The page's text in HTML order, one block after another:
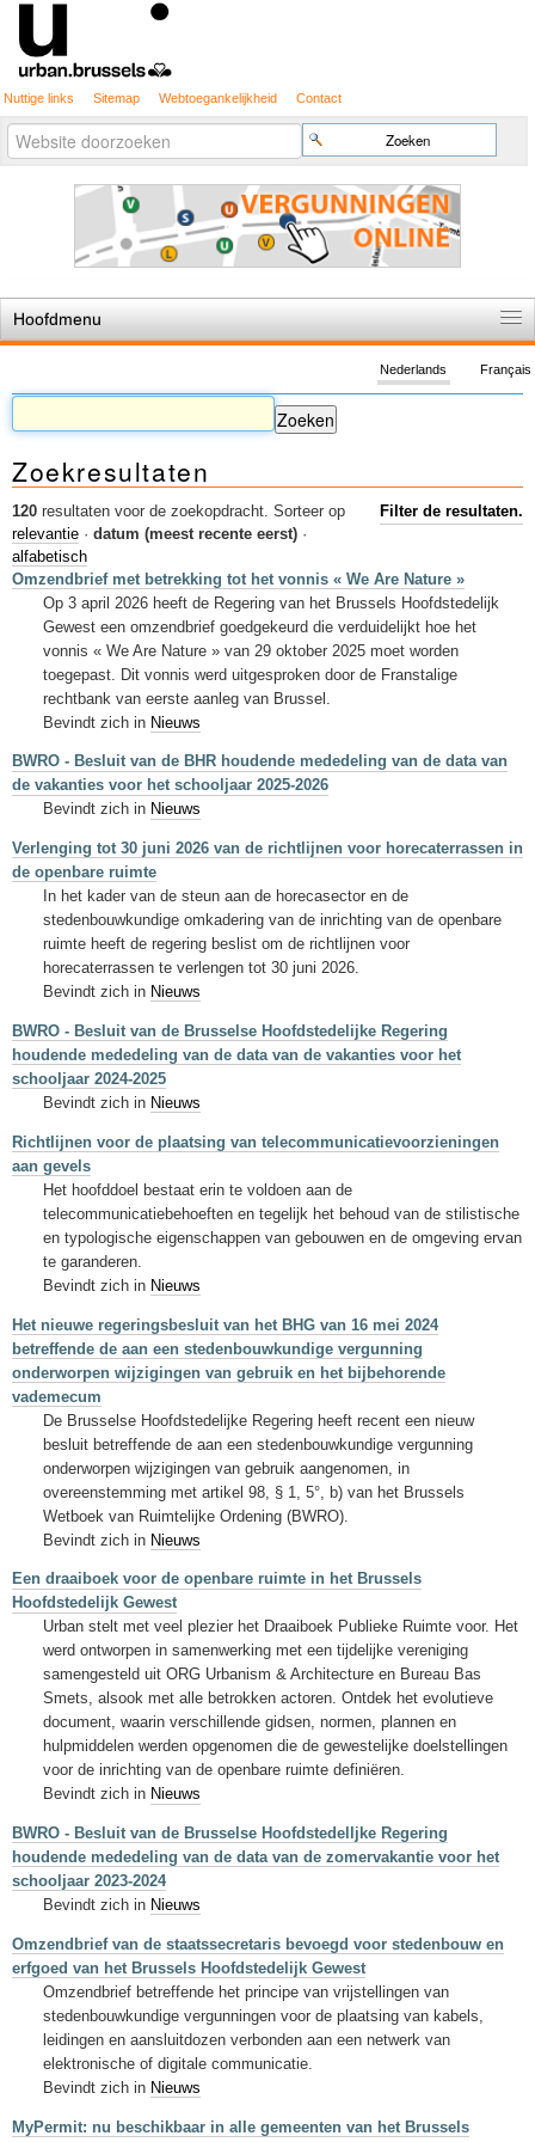
Nuttige links Sitemap Webtoegankelijkheid Contact
Zoek
Geavanceerd
zoeken...
Hoofdmenu
De spelregels
Stedenbouwkundige vergunning
Cartografie
Studies en publicaties
Sleutelwoorden
Stedenbouwkundige inlichtingen
Français
Nederlands
Zoekresultaten
120 resultaten voor de zoekopdracht. Filter de resultaten.
Sorteer op
relevantie · datum (meest recente eerst) ·
alfabetisch
Omzendbrief met betrekking tot het vonnis « We Are Nature »
Op 3 april 2026 heeft de Regering van het Brussels Hoofdstedelijk
Gewest een omzendbrief goedgekeurd die verduidelijkt hoe het
vonnis « We Are Nature » van 29 oktober 2025 moet worden
toegepast. Dit vonnis werd uitgesproken door de Franstalige
rechtbank van eerste aanleg van Brussel.
Bevindt zich in Nieuws
BWRO - Besluit van de BHR houdende mededeling van de data van
de vakanties voor het schooljaar 2025-2026
Bevindt zich in Nieuws
Verlenging tot 30 juni 2026 van de richtlijnen voor horecaterrassen in
de openbare ruimte
In het kader van de steun aan de horecasector en de
stedenbouwkundige omkadering van de inrichting van de openbare
ruimte heeft de regering beslist om de richtlijnen voor
horecaterrassen te verlengen tot 30 juni 2026.
Bevindt zich in Nieuws
BWRO - Besluit van de Brusselse Hoofdstedelijke Regering
houdende mededeling van de data van de vakanties voor het
schooljaar 2024-2025
Bevindt zich in Nieuws
Richtlijnen voor de plaatsing van telecommunicatievoorzieningen
aan gevels
Het hoofddoel bestaat erin te voldoen aan de
telecommunicatiebehoeften en tegelijk het behoud van de stilistische
en typologische eigenschappen van gebouwen en de omgeving ervan
te garanderen.
Bevindt zich in Nieuws
Het nieuwe regeringsbesluit van het BHG van 16 mei 2024
betreffende de aan een stedenbouwkundige vergunning
onderworpen wijzigingen van gebruik en het bijbehorende
vademecum
De Brusselse Hoofdstedelijke Regering heeft recent een nieuw
besluit betreffende de aan een stedenbouwkundige vergunning
onderworpen wijzigingen van gebruik aangenomen, in
overeenstemming met artikel 98, § 1, 5°, b) van het Brussels
Wetboek van Ruimtelijke Ordening (BWRO).
Bevindt zich in Nieuws
Een draaiboek voor de openbare ruimte in het Brussels
Hoofdstedelijk Gewest
Urban stelt met veel plezier het Draaiboek Publieke Ruimte voor. Het
werd ontworpen in samenwerking met een tijdelijke vereniging
samengesteld uit ORG Urbanism & Architecture en Bureau Bas
Smets, alsook met alle betrokken actoren. Ontdek het evolutieve
document, waarin verschillende gidsen, normen, plannen en
hulpmiddelen werden opgenomen die de gewestelijke doelstellingen
voor de inrichting van de openbare ruimte definiëren.
Bevindt zich in Nieuws
BWRO - Besluit van de Brusselse Hoofdstedelljke Regering
houdende mededeling van de data van de zomervakantie voor het
schooljaar 2023-2024
Bevindt zich in Nieuws
Omzendbrief van de staatssecretaris bevoegd voor stedenbouw en
erfgoed van het Brussels Hoofdstedelijk Gewest
Omzendbrief betreffende het principe van vrijstellingen van
stedenbouwkundige vergunningen voor de plaatsing van kabels,
leidingen en aansluitdozen verbonden aan een netwerk van
elektronische of digitale communicatie.
Bevindt zich in Nieuws
MyPermit: nu beschikbaar in alle gemeenten van het Brussels